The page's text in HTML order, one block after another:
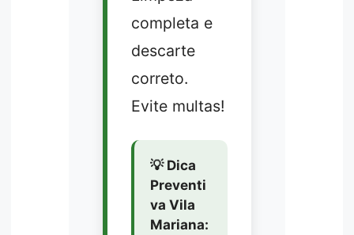
completa e
descarte
correto.
Evite multas!
💡 Dica
Preventi
va Vila
Mariana: